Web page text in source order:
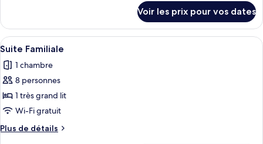
Chambre
Familiale
le
type
de
Chambre
Familiale
Voir les prix pour vos dates
Afficher
toutes
les
photos
pour
ce
type
de
Couette en duvet d'oie, minibar,
11
Suite Familiale
1 chambre
8 personnes
1 très grand lit
Wi-Fi gratuit
Plus de détails
Plus